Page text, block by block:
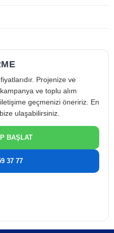
sağlar
sistemleri
göre değişebilir.
edilmelidir.
Kullanılır?
Projenize ve
ve toplu alım
geçmenizi öneririz. En
ulaşabilirsiniz.
BAŞLAT
37 77